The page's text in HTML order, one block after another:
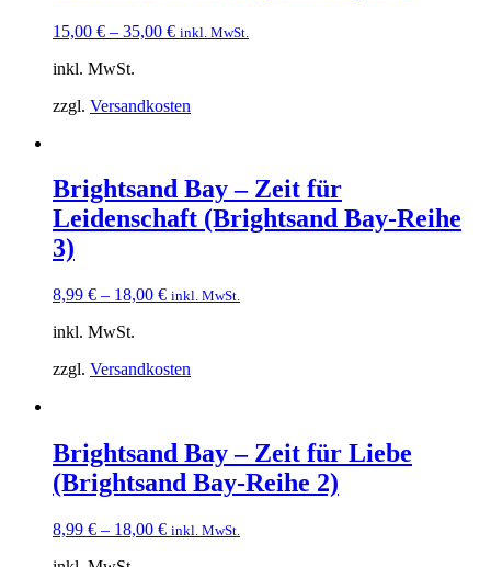
15,00 € – 35,00 € inkl. MwSt.
inkl. MwSt.
zzgl. Versandkosten
Brightsand Bay – Zeit für
Leidenschaft (Brightsand Bay-Reihe
3)
8,99 € – 18,00 € inkl. MwSt.
inkl. MwSt.
zzgl. Versandkosten
Brightsand Bay – Zeit für Liebe
(Brightsand Bay-Reihe 2)
8,99 € – 18,00 € inkl. MwSt.